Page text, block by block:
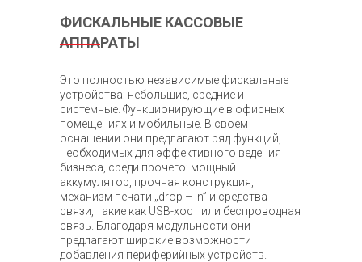
ФИСКАЛЬНЫЕ КАССОВЫЕ
АППАРАТЫ
Это полностью независимые фискальные
устройства: небольшие, средние и
системные. Функционирующие в офисных
помещениях и мобильные. В своем
оснащении они предлагают ряд функций,
необходимых для эффективного ведения
бизнеса, среди прочего: мощный
аккумулятор, прочная конструкция,
механизм печати „drop – in” и средства
связи, такие как USB-хост или беспроводная
связь. Благодаря модульности они
предлагают широкие возможности
добавления периферийных устройств.